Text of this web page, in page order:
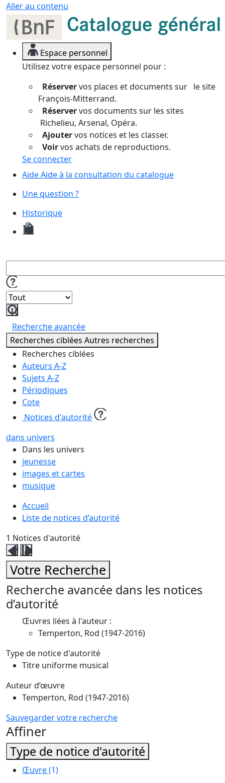
Aller au contenu
Espace personnel
Utilisez votre espace personnel pour :
Réservervos places et documents sur le site
François-Mitterrand.
Réservervos documents sur les sites
Richelieu, Arsenal, Opéra.
Ajoutervos notices et les classer.
Voirvos achats de reproductions.
Se connecter
AideAide à la consultation du catalogue
Une question ?
Historique
Mes
reproduction
Lancer
la
recherche
Recherche avancée
Recherches ciblées Autres recherches
Recherches ciblées
Auteurs A-Z
Sujets A-Z
Périodiques
Cote
Notices d'autorité
dans univers
Dans les univers
jeunesse
images et cartes
musique
Accueil
Liste de notices d’autorité
1 Notices d'autorité
Fermer
ce
volet
affinage
Ouvrir
ce
volet
affinage
Votre Recherche
Recherche avancée dans les notices
d’autorité
Œuvres liées à l'auteur :
Temperton, Rod (1947-2016)
Type de notice d'autorité
Titre uniforme musical
Auteur d’œuvre
Temperton, Rod (1947-2016)
Sauvegarder votre recherche
Affiner
Type de notice d'autorité
Œuvre(1)
Panneau de gestion des cookies